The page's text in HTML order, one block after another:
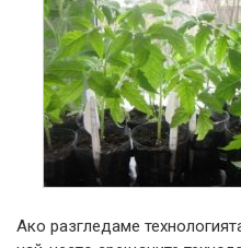
Ако разгледаме